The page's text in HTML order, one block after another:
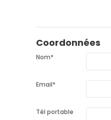
Coordonnées
Nom*
Email*
Tél portable